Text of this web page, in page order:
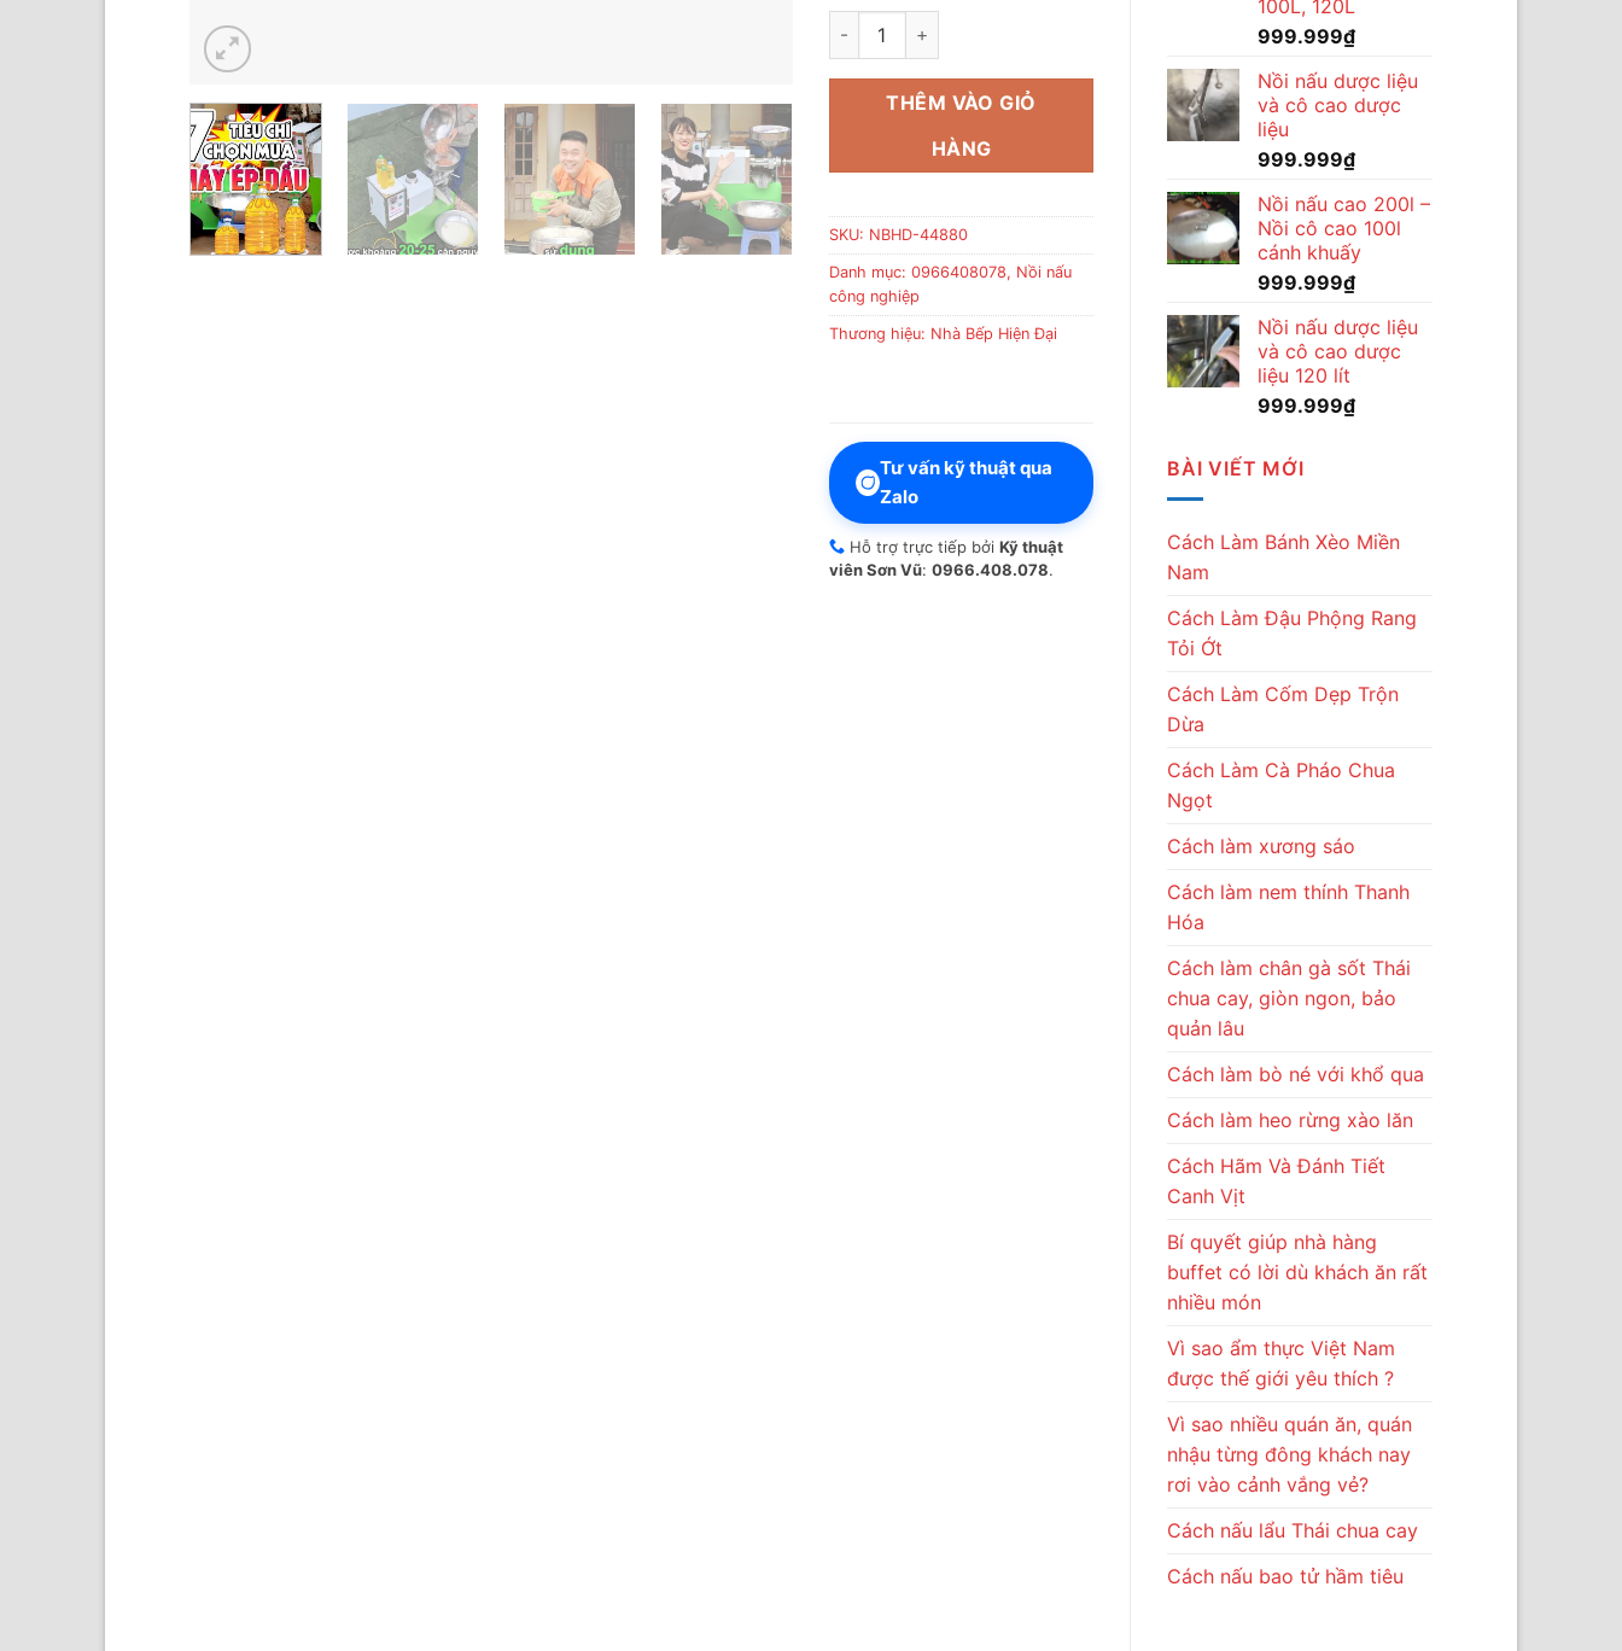
Máy ép dầu lạc 30kg số lượng
THÊM VÀO GIỎ
HÀNG
SKU: NBHD-44880
Danh mục: 0966408078, Nồi nấu
công nghiệp
Thương hiệu: Nhà Bếp Hiện Đại
Tư vấn kỹ thuật qua
Zalo
Hỗ trợ trực tiếp bởi Kỹ thuật
viên Sơn Vũ: 0966.408.078.
100L, 120L
999.999₫
Nồi nấu dược liệu
và cô cao dược
liệu
999.999₫
Nồi nấu cao 200l –
Nồi cô cao 100l
cánh khuấy
999.999₫
Nồi nấu dược liệu
và cô cao dược
liệu 120 lít
999.999₫
BÀI VIẾT MỚI
Cách Làm Bánh Xèo Miền
Nam
Cách Làm Đậu Phộng Rang
Tỏi Ớt
Cách Làm Cốm Dẹp Trộn
Dừa
Cách Làm Cà Pháo Chua
Ngọt
Cách làm xương sáo
Cách làm nem thính Thanh
Hóa
Cách làm chân gà sốt Thái
chua cay, giòn ngon, bảo
quản lâu
Cách làm bò né với khổ qua
Cách làm heo rừng xào lăn
Cách Hãm Và Đánh Tiết
Canh Vịt
Bí quyết giúp nhà hàng
buffet có lời dù khách ăn rất
nhiều món
Vì sao ẩm thực Việt Nam
được thế giới yêu thích ?
Vì sao nhiều quán ăn, quán
nhậu từng đông khách nay
rơi vào cảnh vắng vẻ?
Cách nấu lẩu Thái chua cay
Cách nấu bao tử hầm tiêu